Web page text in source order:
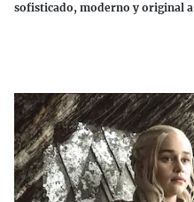
sofisticado, moderno y original